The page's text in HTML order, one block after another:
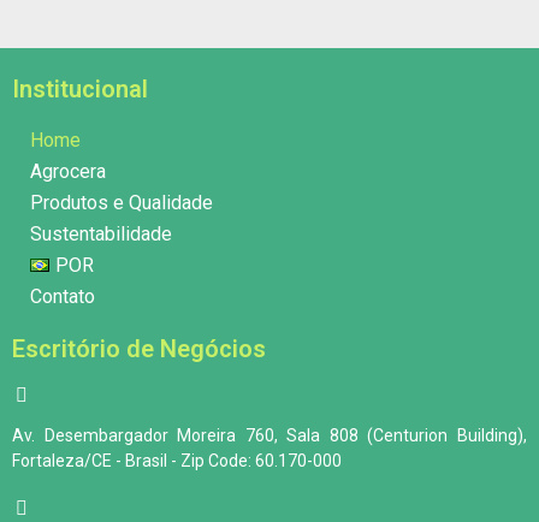
Institucional
Home
Agrocera
Produtos e Qualidade
Sustentabilidade
POR
Contato
Escritório de Negócios
Av. Desembargador Moreira 760, Sala 808 (Centurion Building),
Fortaleza/CE - Brasil - Zip Code: 60.170-000